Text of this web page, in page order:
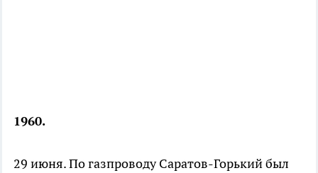
1960.
29 июня. По газпроводу Саратов-Горький был